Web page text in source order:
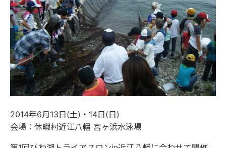
2014年6月13日(土)・14日(日)
会場：休暇村近江八幡 宮ヶ浜水泳場